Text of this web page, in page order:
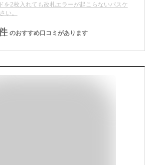
を2枚入れても改札エラーが起こらないパスケ
い。
のおすすめ口コミがあります